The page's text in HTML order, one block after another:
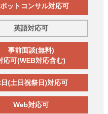
ットコンサル対応可
英語対応可
事前面談(無料)
応可(WEB対応含む)
(土日祝祭日)対応可
Web対応可